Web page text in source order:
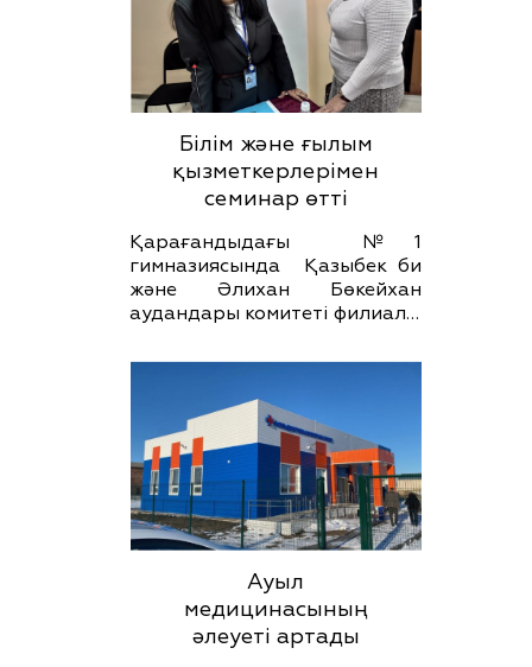
Білім және ғылым
қызметкерлерімен
семинар өтті
Қарағандыдағы №1
гимназиясында Қазыбек би
және Әлихан Бөкейхан
аудандары комитеті филиал…
Ауыл
медицинасының
әлеуеті артады